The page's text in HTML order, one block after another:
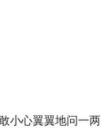
小心翼翼地问一两